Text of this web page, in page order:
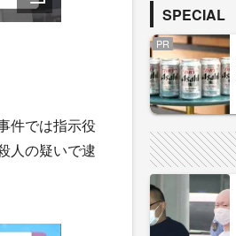
件では指示役
人の疑いで逮
SPECIAL
PR